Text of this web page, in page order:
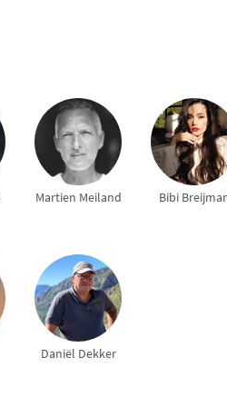
Martien Meiland Bibi
Daniël Dekker